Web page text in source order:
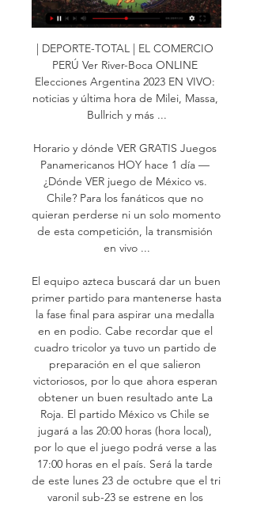
| DEPORTE-TOTAL | EL COMERCIO
PERÚ Ver River-Boca ONLINE
Elecciones Argentina 2023 EN VIVO:
noticias y última hora de Milei, Massa,
Bullrich y más ...
Horario y dónde VER GRATIS Juegos
Panamericanos HOY hace 1 día —
¿Dónde VER juego de México vs.
Chile? Para los fanáticos que no
quieran perderse ni un solo momento
de esta competición, la transmisión
en vivo ...
El equipo azteca buscará dar un buen
primer partido para mantenerse hasta
la fase final para aspirar una medalla
en en podio. Cabe recordar que el
cuadro tricolor ya tuvo un partido de
preparación en el que salieron
victoriosos, por lo que ahora esperan
obtener un buen resultado ante La
Roja. El partido México vs Chile se
jugará a las 20:00 horas (hora local),
por lo que el juego podrá verse a las
17:00 horas en el país. Será la tarde
de este lunes 23 de octubre que el tri
varonil sub-23 se estrene en los